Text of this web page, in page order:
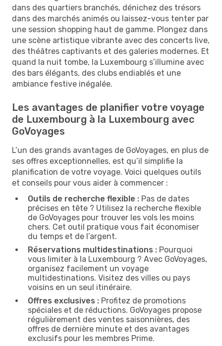
dans des quartiers branchés, dénichez des trésors
dans des marchés animés ou laissez-vous tenter par
une session shopping haut de gamme. Plongez dans
une scène artistique vibrante avec des concerts live,
des théâtres captivants et des galeries modernes. Et
quand la nuit tombe, la Luxembourg s’illumine avec
des bars élégants, des clubs endiablés et une
ambiance festive inégalée.
Les avantages de planifier votre voyage
de Luxembourg à la Luxembourg avec
GoVoyages
L’un des grands avantages de GoVoyages, en plus de
ses offres exceptionnelles, est qu’il simplifie la
planification de votre voyage. Voici quelques outils
et conseils pour vous aider à commencer :
Outils de recherche flexible : Pas de dates
précises en tête ? Utilisez la recherche flexible
de GoVoyages pour trouver les vols les moins
chers. Cet outil pratique vous fait économiser
du temps et de l’argent.
Réservations multidestinations : Pourquoi
vous limiter à la Luxembourg ? Avec GoVoyages,
organisez facilement un voyage
multidestinations. Visitez des villes ou pays
voisins en un seul itinéraire.
Offres exclusives : Profitez de promotions
spéciales et de réductions. GoVoyages propose
régulièrement des ventes saisonnières, des
offres de dernière minute et des avantages
exclusifs pour les membres Prime.